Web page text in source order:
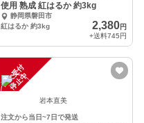
使用 熟成 紅はるか 約3kg
静岡県磐田市
紅はるか 約3kg
2,380円
+送料745円
注
文
受
付
停
止
中
岩本直美
注文から当日~7日で発送